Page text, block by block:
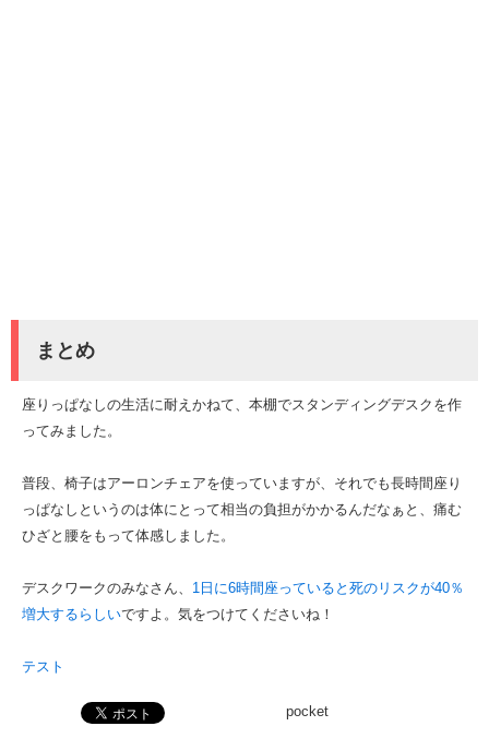
まとめ
座りっぱなしの生活に耐えかねて、本棚でスタンディングデスクを作
ってみました。
普段、椅子はアーロンチェアを使っていますが、それでも長時間座り
っぱなしというのは体にとって相当の負担がかかるんだなぁと、痛む
ひざと腰をもって体感しました。
デスクワークのみなさん、 1日に6時間座っていると死のリスクが40％
増大するらしいですよ。気をつけてくださいね！
テスト
pocket